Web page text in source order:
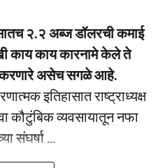
२.२ अब्ज डॉलरची कमाई
काय काय कारनामे केले ते
असेच सगळे आहे.
इतिहासात राष्ट्राध्यक्ष
कौटुंबिक व्यवसायातून नफा
संघर्षा ...